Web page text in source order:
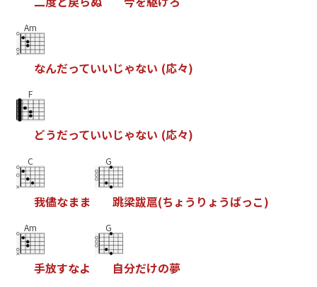
Am
なんだっていいじゃない (応々)
F
どうだっていいじゃない (応々)
C
我儘なまま
G
跳梁跋扈(ちょ う り ょ うばっこ)
Am
手放すなよ
G
自分だけの夢